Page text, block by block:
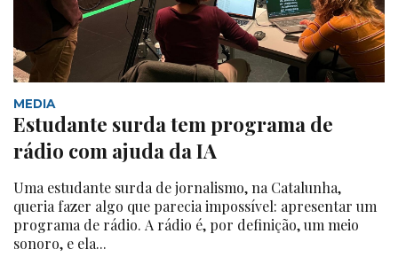
MEDIA
Estudante surda tem programa de
rádio com ajuda da IA
Uma estudante surda de jornalismo, na Catalunha,
queria fazer algo que parecia impossível: apresentar um
programa de rádio. A rádio é, por definição, um meio
sonoro, e ela...